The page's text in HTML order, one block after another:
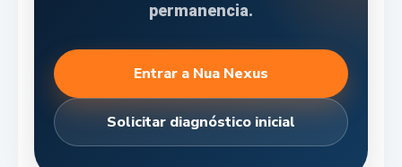
permanencia.
Entrar a Nua Nexus
Solicitar diagnóstico inicial